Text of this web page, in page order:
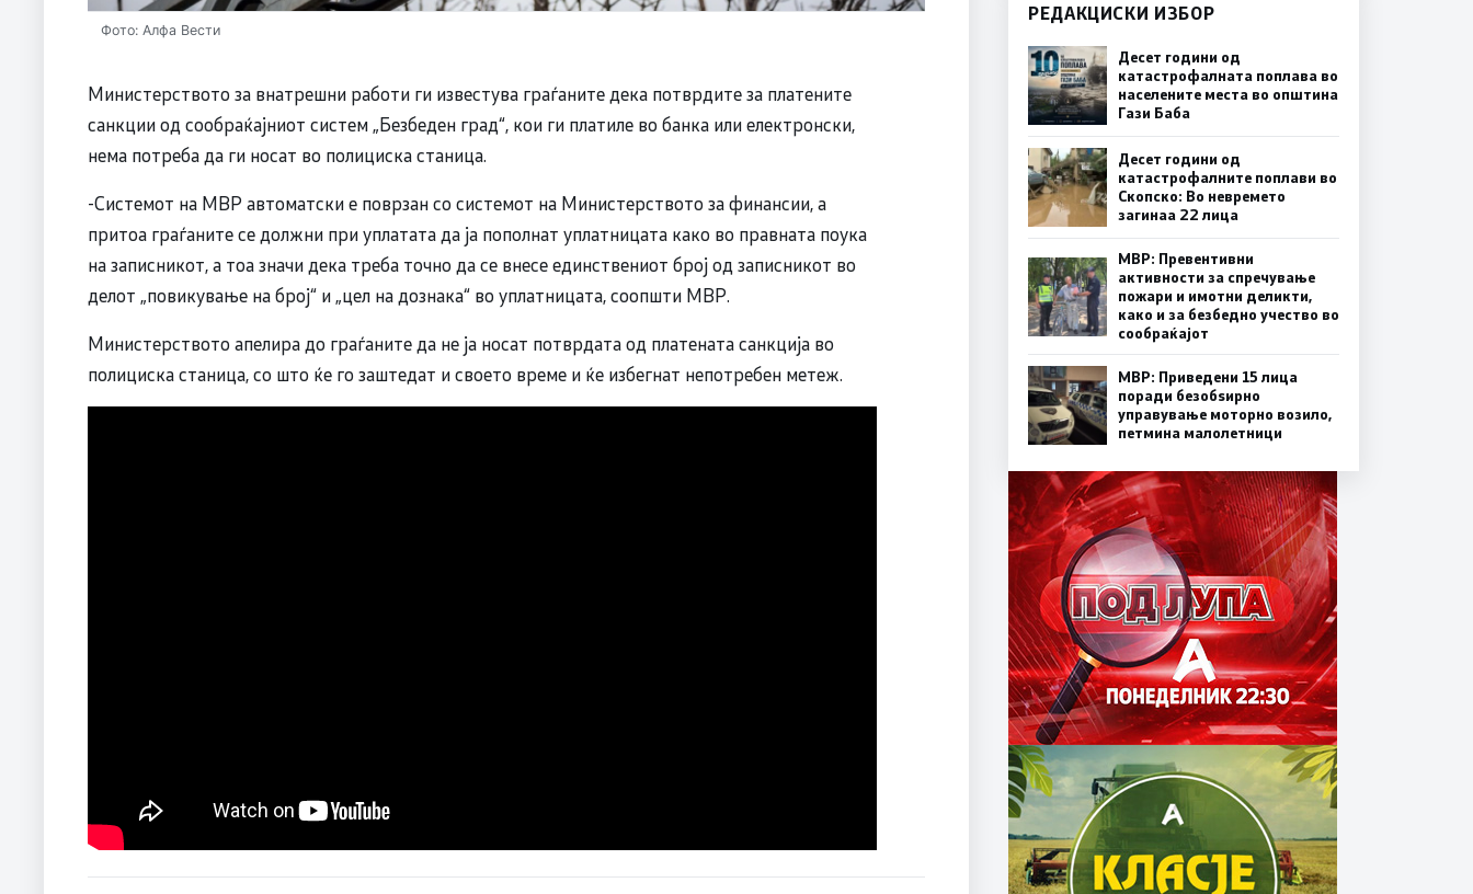
Фото: Алфа Вести
Министерството за внатрешни работи ги известува граѓаните дека потврдите за платените
санкции од сообраќајниот систем „Безбеден град“, кои ги платиле во банка или електронски,
нема потреба да ги носат во полициска станица.
-Системот на МВР автоматски е поврзан со системот на Министерството за финансии, а
притоа граѓаните се должни при уплатата да ја пополнат уплатницата како во правната поука
на записникот, а тоа значи дека треба точно да се внесе единствениот број од записникот во
делот „повикување на број“ и „цел на дознака“ во уплатницата, соопшти МВР.
Министерството апелира до граѓаните да не ја носат потврдата од платената санкција во
полициска станица, со што ќе го заштедат и своето време и ќе избегнат непотребен метеж.
РЕДАКЦИСКИ ИЗБОР
Десет години од
катастрофалната поплава во
населените места во општина
Гази Баба
Десет години од
катастрофалните поплави во
Скопско: Во невремето
загинаа 22 лица
МВР: Превентивни
активности за спречување
пожари и имотни деликти,
како и за безбедно учество во
сообраќајот
МВР: Приведени 15 лица
поради безобѕирно
управување моторно возило,
петмина малолетници